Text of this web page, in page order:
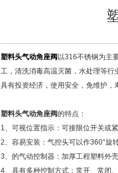
塑料头气动角座阀 以316不锈钢为主
工，清洗消毒高温灭菌，水处理等
具有投资经济，使用安全，免维护，
塑料头气动角座阀的特点：
1、可视位置指示：可接限位开关或
2、容易安装：气控头可以作360°旋
3、的气动控制器：加厚工程塑料外
4、具有多种控制方式：常开、常闭